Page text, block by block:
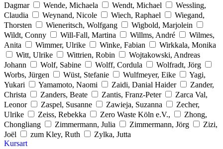
Dagmar
Wende, Michaela Wendt, Michael
Wessling,
Claudia
Weynand, Nicole Wiech, Raphael
Wiegand,
Thorsten
Wieneritsch, Wolfgang
Wigbold, Marjolein
Wildt, Conny
Will-Fall, Martina Willms, André
Wilmes,
Anita
Wimmer, Ulrike Winke, Fabian
Wirkkala, Monika
Witt, Ulrike
Wittrien, Robin
Wojtakowski, Andreas
Johann
Wolf, Sabine Wolff, Cordula
Wolfradt, Jörg
Worbs, Jürgen
Wüst, Stefanie Wulfmeyer, Eike
Yagi,
Yukari
Yamamoto, Naomi Zaidi, Danial Haider
Zander,
Christa
Zanders, Beate Zantis, Franz-Peter
Zarca Val,
Leonor
Zaspel, Susanne Zawieja, Suzanna
Zecher,
Ulrike
Zeiss, Rebekka Zero Waste Köln e.V.,
Zhong,
Chongliang
Zimmermann, Julia Zimmermann, Jörg
Zizi,
Joël
zum Kley, Ruth
Zylka, Jutta
Kursart